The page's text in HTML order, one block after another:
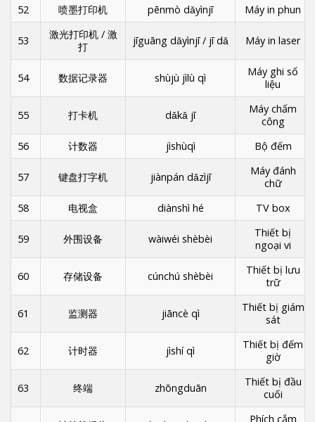
52
喷墨打印机 pēnmò dǎyìnjī Máy in phun
53
激光打印机 / 激
打
jīguāng dǎyìnjī / jī dǎ Máy in laser
54 数据记录器 shùjù jìlù qì
Máy ghi số
liệu
55 打卡机 dǎkǎ jī
Máy chấm
công
56
计数器 jìshùqì Bộ đếm
57 键盘打字机 jiànpán dǎzìjī
Máy đánh
chữ
58
电视盒 diànshì hé TV box
59 外围设备 wàiwéi shèbèi
Thiết bị
ngoại vi
60 存储设备 cúnchú shèbèi
Thiết bị lưu
trữ
61 监测器 jiāncè qì
Thiết bị giám
sát
62 计时器 jìshí qì
Thiết bị đếm
giờ
63 终端 zhōngduān
Thiết bị đầu
cuối
Phích cắm